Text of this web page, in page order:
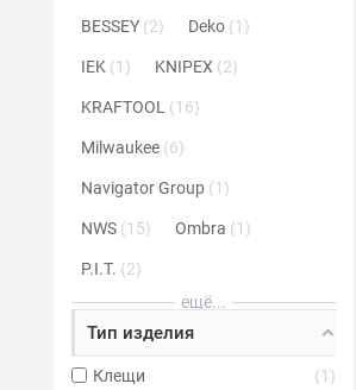
BESSEY 2 Deko 1
IEK 1 KNIPEX 2
KRAFTOOL 16
Milwaukee 6
Navigator Group 1
NWS 15 Ombra 1
P.I.T.
2
ещё...
Тип изделия
Клещи
1